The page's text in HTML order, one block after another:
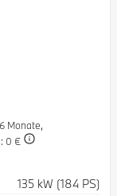
Monate,
0 €
135 kW (184 PS)